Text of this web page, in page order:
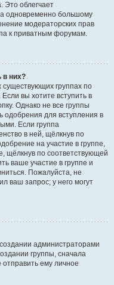
Это облегчает
одновременно большому
модераторских прав
к приватным форумам.
в них?
группах по
вы хотите вступить в
Однако не все группы
одобрения для вступления в
Если группа
в ней, щёлкнув по
на участие в группе,
щёлкнув по соответствующей
ваше участие в группе и
Пожалуйста, не
ваш запрос; у него могут
администраторами
группы, сначала
ему личное